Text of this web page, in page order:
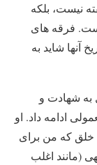
نیست، بلکه
فرقه های
آنها شاید به
به شهادت و
ادامه داد. او
که من برای
(مانند اغلب